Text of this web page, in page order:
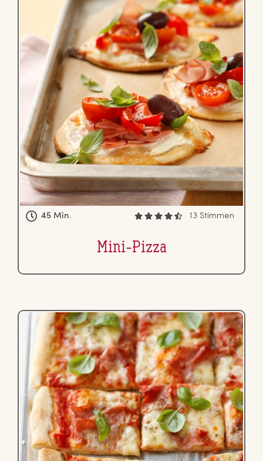
45 Min. 13 Stimmen
Mini-Pizza